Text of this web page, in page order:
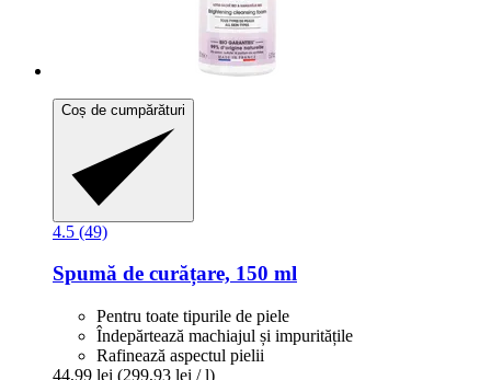
Coș de cumpărături
4.5 (49)
Spumă de curățare, 150 ml
Pentru toate tipurile de piele
Îndepărtează machiajul și impuritățile
Rafinează aspectul pielii
44,99 lei (299,93 lei / l)